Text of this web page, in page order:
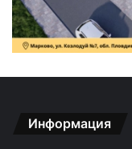
Информация